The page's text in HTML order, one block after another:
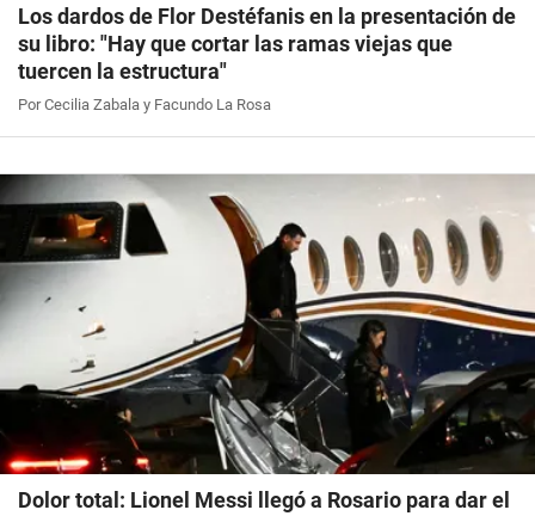
Los dardos de Flor Destéfanis en la presentación de
su libro: "Hay que cortar las ramas viejas que
tuercen la estructura"
Por Cecilia Zabala y Facundo La Rosa
Dolor total: Lionel Messi llegó a Rosario para dar el